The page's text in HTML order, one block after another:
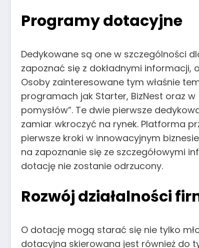
Programy dotacyjne
Dedykowane są one w szczególności
zapoznać się z dokładnymi
Osoby zainteresowane tym właśnie
programach jak Starter, BizNest oraz
pomysłów”. Te dwie pierwsze
zamiar wkroczyć na rynek. Platforma
pierwsze kroki w innowacyjnym
na zapoznanie się ze szczegółowymi
dotację nie zostanie odrzucony.
Rozwój działalności
O dotację mogą starać się nie tylko
dotacyjna skierowana jest również do